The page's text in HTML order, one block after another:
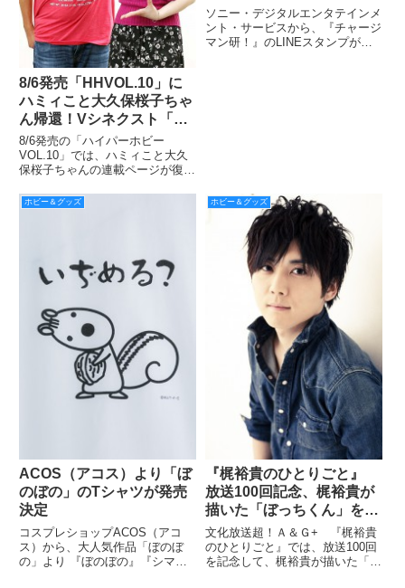
8/6発売「HHVOL.10」に
ハミィこと大久保桜子ちゃ
ん帰還！Vシネクスト「宇
宙戦隊キュウレンジャー
VS スペース・スクワッ
ド」より坂本浩一監督と対
談！SP動画も!!!
8/6発売の「ハイパーホビー
VOL.10」では、ハミィこと大久
保桜子ちゃんの連載ページが復
が発売されるVシネクスト『宇宙
戦隊キュウレンジャー VS スペー
まさかのLINEスタンプ
化！
ソニー・デジタルエンタテインメ
ント・サービスから、『チャージ
マン研！』のLINEスタンプが発
ホビー＆グッズ
ACOS（アコス）より「ぼ
のぼの」のTシャツが発売
決定
コスプレショップACOS（アコ
ス）から、大人気作品「ぼのぼ
の」より 『ぼのぼの』『シマリ
ホビー＆グッズ
『梶裕貴のひとりごと』
放送100回記念、梶裕貴が
描いた「ぼっちくん」を
LINEスタンプで配信開始
文化放送超！Ａ＆Ｇ+ 『梶裕貴
のひとりごと』では、放送100回
を記念して、梶裕貴が描いた「ぼ